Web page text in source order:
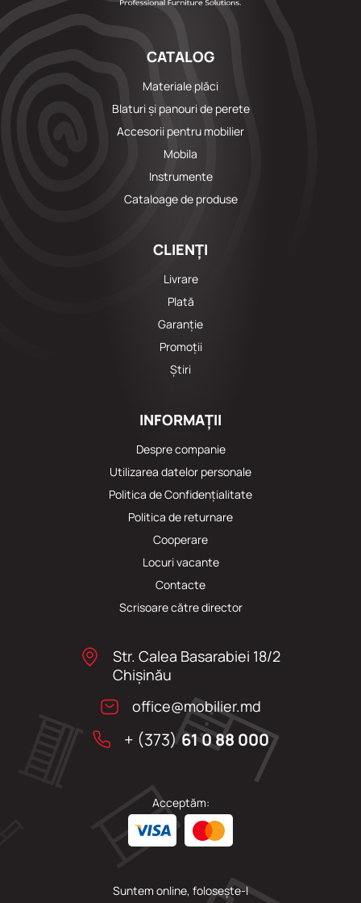
CATALOG
Materiale plăci
Blaturi și panouri de perete
Accesorii pentru mobilier
Mobila
Instrumente
Cataloage de produse
CLIENȚI
Livrare
Plată
Garanție
Promoții
Știri
INFORMAȚII
Despre companie
Utilizarea datelor personale
Politica de Confidențialitate
Politica de returnare
Cooperare
Locuri vacante
Сontacte
Scrisoare către director
Str. Calea Basarabiei 18/2
Chişinău
office@mobilier.md
+ (373)61 0 88 000
Acceptăm:
Suntem online, folosește-l